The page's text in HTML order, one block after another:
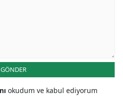
Kırıkkale
GÖNDER
okudum ve kabul ediyorum